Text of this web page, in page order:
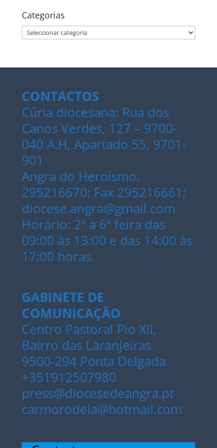
Categorias
Categorias
CONTACTOS
Cúria diocesana: Rua dos
Canos Verdes, 127 – 9700-
040 A.H, Apartado 55, 9701-
901
Angra do Heroísmo.
295216670; Fax 295216661;
diocese.angra@gmail.com
Horário: 2ª a 6ª feira das
09:00 às 13:00 e das 14:00 às
17:00 horas.
GABINETE DE
COMUNICAÇÃO
Centro Pastoral Pio XII,
Bairro das Laranjeiras
9500-294 Ponta Delgada
+351912507980
press@diocesedeangra.pt
carmorodeia@hotmail.com